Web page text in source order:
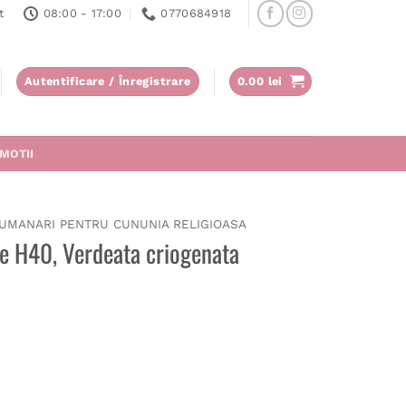
08:00 - 17:00 0770684918
Autentificare / Înregistrare 0.00 lei
PENTRU CUNUNIA RELIGIOASA
H40, Verdeata criogenata